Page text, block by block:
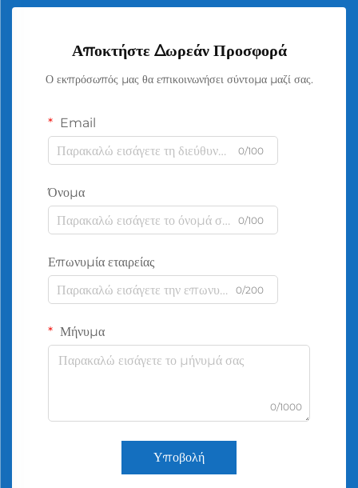
Αποκτήστε Δωρεάν Προσφορά
Ο εκπρόσωπός μας θα επικοινωνήσει σύντομα μαζί σας.
Email
0/100
Όνομα
0/100
Επωνυμία εταιρείας
0/200
Μήνυμα
0/1000
Υποβολή